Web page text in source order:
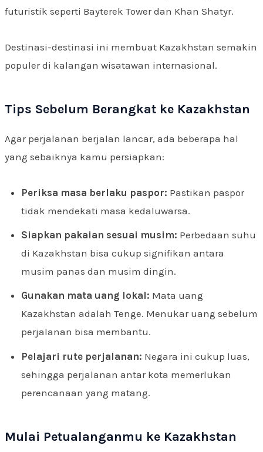
futuristik seperti Bayterek Tower dan Khan Shatyr.
Destinasi-destinasi ini membuat Kazakhstan semakin
populer di kalangan wisatawan internasional.
Tips Sebelum Berangkat ke Kazakhstan
Agar perjalanan berjalan lancar, ada beberapa hal
yang sebaiknya kamu persiapkan:
Periksa masa berlaku paspor: Pastikan paspor
tidak mendekati masa kedaluwarsa.
Siapkan pakaian sesuai musim: Perbedaan suhu
di Kazakhstan bisa cukup signifikan antara
musim panas dan musim dingin.
Gunakan mata uang lokal: Mata uang
Kazakhstan adalah Tenge. Menukar uang sebelum
perjalanan bisa membantu.
Pelajari rute perjalanan: Negara ini cukup luas,
sehingga perjalanan antar kota memerlukan
perencanaan yang matang.
Mulai Petualanganmu ke Kazakhstan